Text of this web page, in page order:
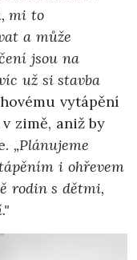
mi to
a může
jsou na
už si stavba
vytápění
zimě, aniž by
„Plánujeme
i ohřevem
rodin s dětmi,